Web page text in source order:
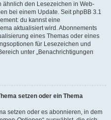
ähnlich den Lesezeichen in Web-
bei einem Update. Seit phpBB 3.1
du kannst eine
aktualisiert wird. Abonnements
eines Themas oder eines
für Lesezeichen und
unter „Benachrichtigungen
setzen oder ein Thema
setzen oder es abonnieren, in dem